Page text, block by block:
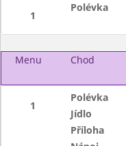
1
Polévka
Menu Chod
1
Polévka
Jídlo
Příloha